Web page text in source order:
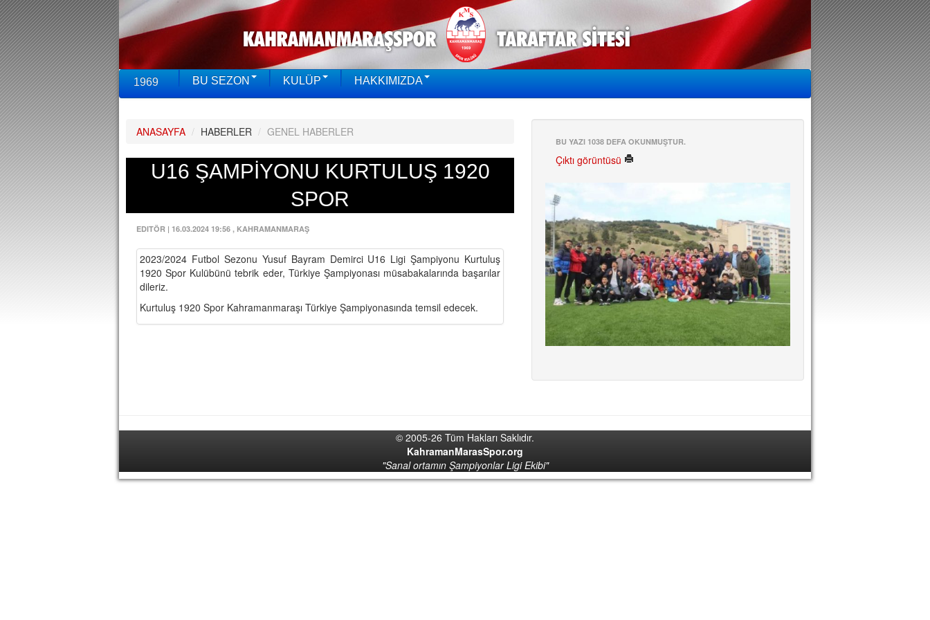
1969 BU SEZON KULÜP HAKKIMIZDA
ANASAYFA / HABERLER / GENEL HABERLER
U16 ŞAMPİYONU KURTULUŞ 1920
SPOR
EDITÖR | 16.03.2024 19:56 , KAHRAMANMARAŞ
2023/2024 Futbol Sezonu Yusuf Bayram Demirci U16 Ligi Şampiyonu Kurtuluş
1920 Spor Kulübünü tebrik eder, Türkiye Şampiyonası müsabakalarında başarılar
dileriz.
Kurtuluş 1920 Spor Kahramanmaraşı Türkiye Şampiyonasında temsil edecek.
BU YAZI 1038 DEFA OKUNMUŞTUR.
Çıktı görüntüsü
© 2005-26 Tüm Hakları Saklıdır.
KahramanMarasSpor.org
"Sanal ortamın Şampiyonlar Ligi Ekibi"